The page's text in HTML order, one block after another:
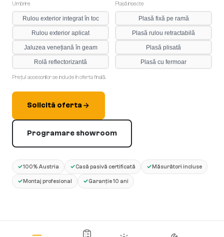
Umbrire
Rulou exterior integrat în toc
Rulou exterior aplicat
Jaluzea venețiană în geam
Rolă reflectorizantă
Plasă insecte
Plasă fixă pe ramă
Plasă rulou retractabilă
Plasă plisată
Plasă cu fermoar
Prețul accesoriilor se include în oferta finală.
Solicită oferta
Programare showroom
✓100% Austria ✓Casă pasivă certificată ✓ Măsurători incluse
✓ Montaj profesional ✓Garanție 10 ani